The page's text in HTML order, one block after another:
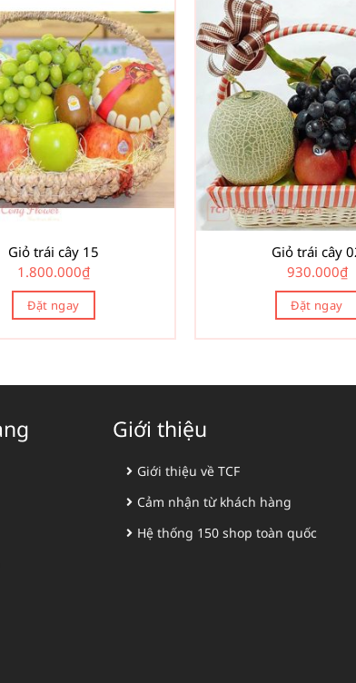
Giỏ trái cây 15
1.800.000₫
Đặt ngay
Giỏ trái cây
930.000₫
Đặt ngay
Giới thiệu
Giới thiệu về TCF
Cảm nhận từ khách hàng
Hệ thống 150 shop toàn quốc